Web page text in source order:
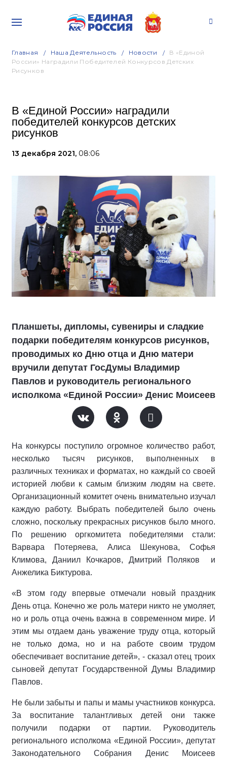
Главная Наша Деятельность Новости
В «Единой
России» Наградили Победителей Конкурсов Детских
Рисунков
В «Единой России» наградили
победителей конкурсов детских
рисунков
13 декабря 2021, 08:06
Планшеты, дипломы, сувениры и сладкие
подарки победителям конкурсов рисунков,
проводимых ко Дню отца и Дню матери
вручили депутат ГосДумы Владимир
Павлов и руководитель регионального
исполкома «Единой России» Денис Моисеев
На конкурсы поступило огромное количество работ,
несколько тысяч рисунков, выполненных в
различных техниках и форматах, но каждый со своей
историей любви к самым близким людям на свете.
Организационный комитет очень внимательно изучал
каждую работу. Выбрать победителей было очень
сложно, поскольку прекрасных рисунков было много.
По решению оргкомитета победителями стали:
Варвара Потеряева, Алиса Шекунова, Софья
Климова, Даниил Кочкаров, Дмитрий Поляков и
Анжелика Биктурова.
«В этом году впервые отмечали новый праздник
День отца. Конечно же роль матери никто не умоляет,
но и роль отца очень важна в современном мире. И
этим мы отдаем дань уважение труду отца, который
не только дома, но и на работе своим трудом
обеспечивает воспитание детей», - сказал отец троих
сыновей депутат Государственной Думы Владимир
Павлов.
Не были забыты и папы и мамы участников конкурса.
За воспитание талантливых детей они также
получили подарки от партии. Руководитель
регионального исполкома «Единой России», депутат
Законодательного Собрания Денис Моисеев